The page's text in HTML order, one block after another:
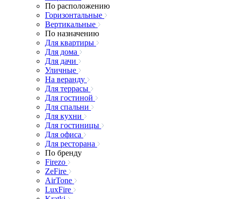
По расположению
Горизонтальные
Вертикальные
По назначению
Для квартиры
Для дома
Для дачи
Уличные
На веранду
Для террасы
Для гостиной
Для спальни
Для кухни
Для гостиницы
Для офиса
Для ресторана
По бренду
Firezo
ZeFire
AirTone
LuxFire